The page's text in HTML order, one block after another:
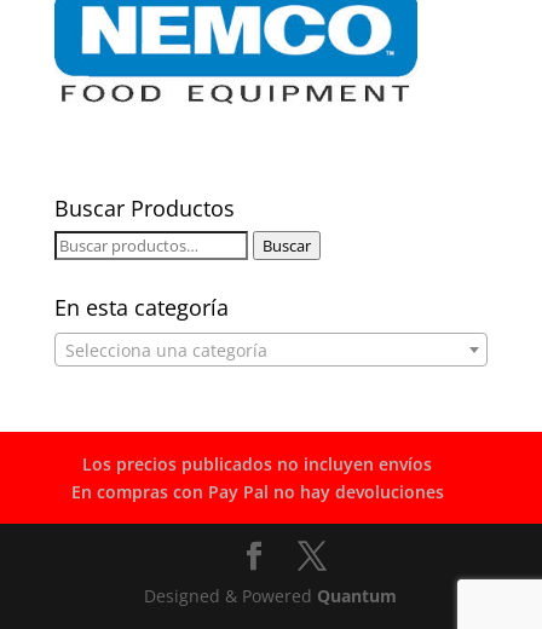
Buscar Productos
Buscar
Buscar
En esta categoría
Selecciona una categoría
Los precios publicados no incluyen envíos
En compras con Pay Pal no hay devoluciones
Designed & Powered Quantum